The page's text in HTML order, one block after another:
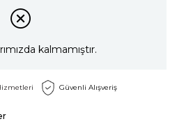
kalmamıştır.
Güvenli Alışveriş